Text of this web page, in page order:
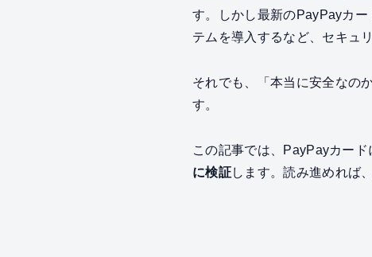
す。しかし最新のPayPayカ
テムを導入するなど、セキュ
それでも、「本当に安全なの
す。
この記事では、PayPayカー
に検証します。読み進めれば